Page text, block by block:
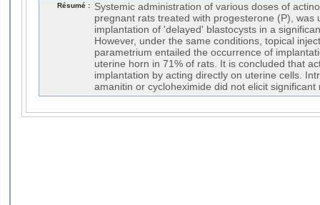
Résumé :
Systemic administration of various doses of
pregnant rats treated with progesterone (P), was
implantation of 'delayed' blastocysts in a
However, under the same conditions, topical
parametrium entailed the occurrence of
uterine horn in 71% of rats. It is concluded that
implantation by acting directly on uterine cells.
amanitin or cycloheximide did not elicit